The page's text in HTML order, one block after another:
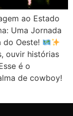
ao Estado
Uma Jornada
do Oeste!
ouvir histórias
é o
de cowboy!